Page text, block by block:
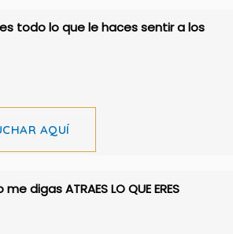
todo lo que le haces sentir a los
AQUÍ
me digas ATRAES LO QUE ERES